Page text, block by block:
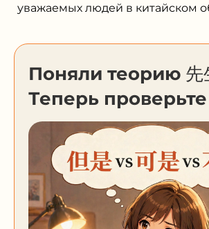
уважаемых людей в китайском
Поняли теорию 先
Теперь